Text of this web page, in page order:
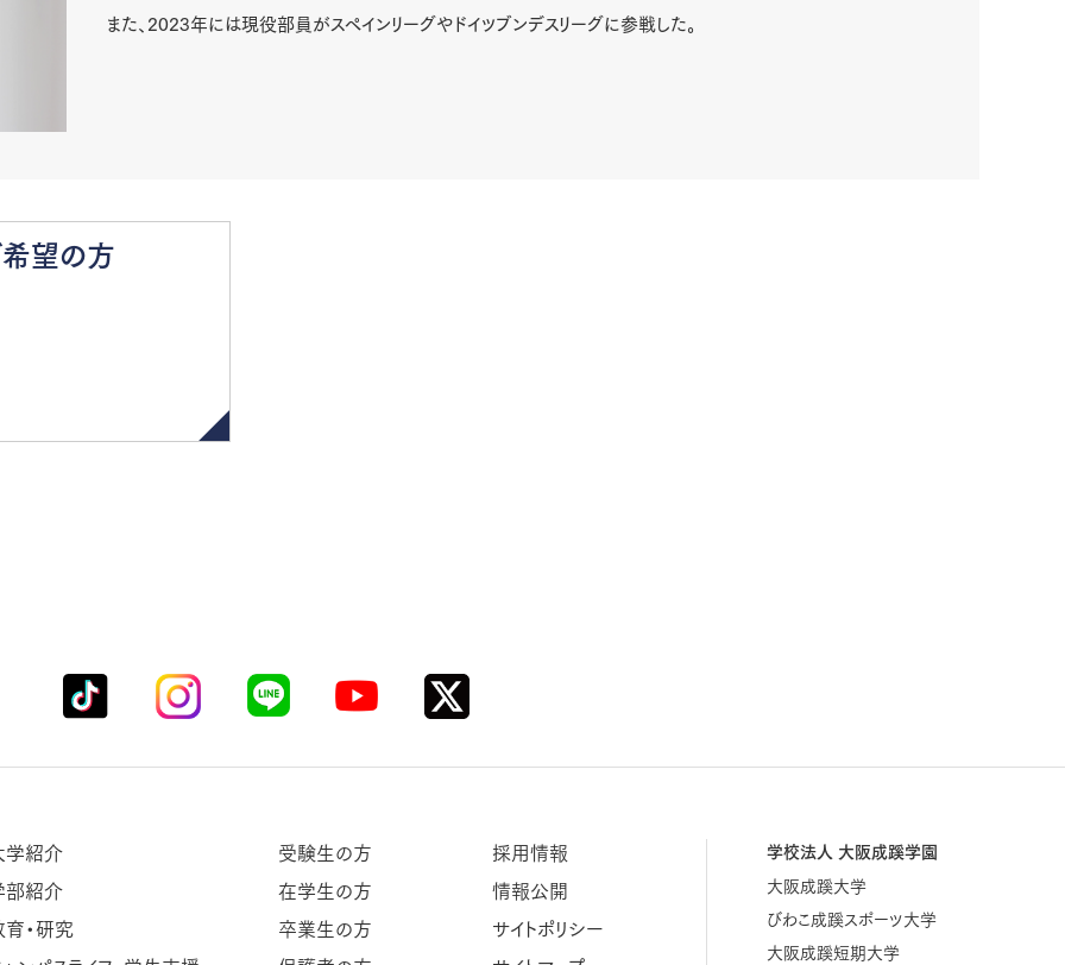
また、2023年には現役部員がスペインリーグやドイツブンデスリーグに参戦した。
望の方
学紹介
部紹介
育・研究
受験生の方
在学生の方
卒業生の方
採用情報
情報公開
サイトポリシー
学校法人 大阪成蹊学園
大阪成蹊大学
びわこ成蹊スポーツ大学
大阪成蹊短期大学